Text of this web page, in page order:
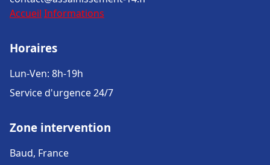
Accueil Informations
Horaires
Lun-Ven: 8h-19h
Service d'urgence 24/7
Zone intervention
Baud, France